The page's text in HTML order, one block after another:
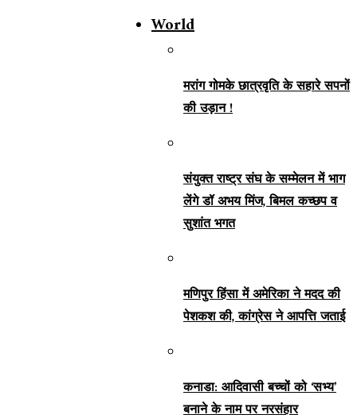
World
मरांग गोमके छात्रवृति के सहारे सपनों
की उड़ान !
संयुक्त राष्ट्र संघ के सम्मेलन में भाग
लेंगे डॉ अभय मिंज, बिमल कच्छप व
सुशांत भगत
मणिपुर हिंसा में अमेरिका ने मदद की
पेशकश की, कांग्रेस ने आपत्ति जताई
कनाडा: आदिवासी बच्चों को ‘सभ्य’
बनाने के नाम पर नरसंहार